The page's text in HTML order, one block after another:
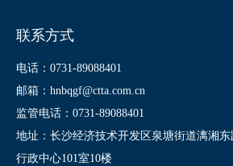
联系方式
电话：0731-89088401
邮箱：hnbqgf@ctta.com.cn
监管电话：0731-89088401
地址：长沙经济技术开发区泉塘街道漓湘东
行政中心101室10楼